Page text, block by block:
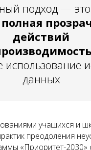
подход —
полная
действий
использование
данных
учащихся и
преодоления
«Приоритет-2030»